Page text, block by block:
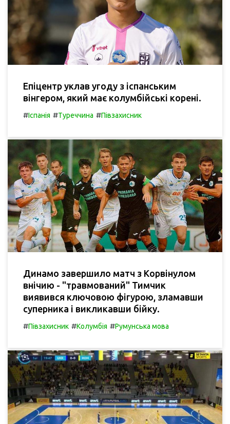
Епіцентр уклав угоду з іспанським
вінгером, який має колумбійські корені.
#Іспанія #Туреччина #Півзахисник
Динамо завершило матч з Корвінулом
внічию - "травмований" Тимчик
виявився ключовою фігурою, зламавши
суперника і викликавши бійку.
#Півзахисник #Колумбія #Румунська мова